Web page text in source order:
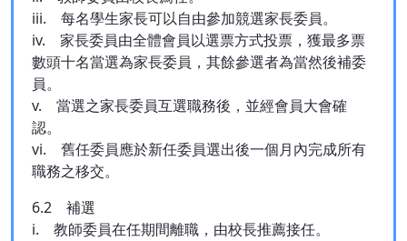
iii. 每名學生家長可以自由參加競選家長委員。
iv. 家長委員由全體會員以選票方式投票，獲最多票
數頭十名當選為家長委員，其餘參選者為當然後補委
員。
v. 當選之家長委員互選職務後，並經會員大會確
認。
vi. 舊任委員應於新任委員選出後一個月內完成所有
職務之移交。
6.2 補選
i. 教師委員在任期間離職，由校長推薦接任。